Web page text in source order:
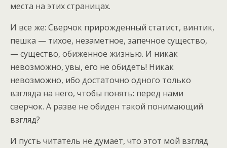
места на этих страницах.
И все же: Сверчок прирожденный статист, винтик,
пешка — тихое, незаметное, запечное существо,
— существо, обиженное жизнью. И никак
невозможно, увы, его не обидеть! Никак
невозможно, ибо достаточно одного только
взгляда на него, чтобы понять: перед нами
сверчок. А разве не обиден такой понимающий
взгляд?
И пусть читатель не думает, что этот мой взгляд